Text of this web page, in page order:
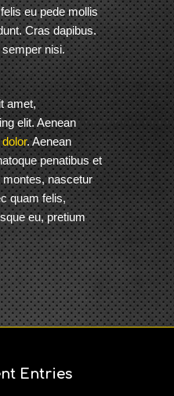
eu pede mollis
Cras dapibus.
nisi.
amet,
elit. Aenean
. Aenean
penatibus et
montes, nascetur
quam felis,
eu, pretium
Entries